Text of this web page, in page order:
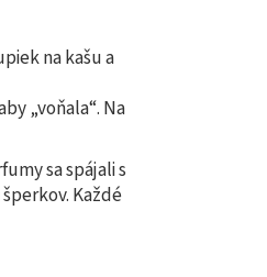
na kašu a
„voňala“. Na
sa spájali s
Každé